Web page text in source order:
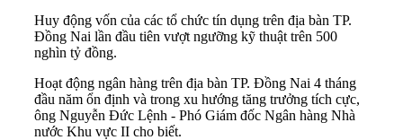
Huy động vốn của các tổ chức tín dụng trên địa bàn TP.
Đồng Nai lần đầu tiên vượt ngưỡng kỹ thuật trên 500
nghìn tỷ đồng.
Hoạt động ngân hàng trên địa bàn TP. Đồng Nai 4 tháng
đầu năm ổn định và trong xu hướng tăng trưởng tích cực,
ông Nguyễn Đức Lệnh - Phó Giám đốc Ngân hàng Nhà
nước Khu vực II cho biết.